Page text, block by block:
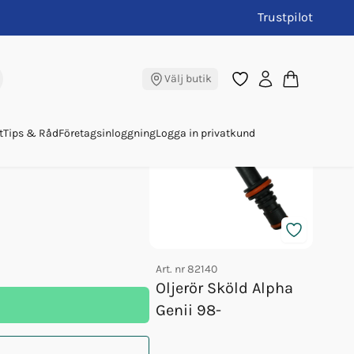
Trustpilot
Välj butik
Tips & RådFöretagsinloggningLogga in privatkund
Art. nr82140
Oljerör Sköld Alpha
Genii 98-